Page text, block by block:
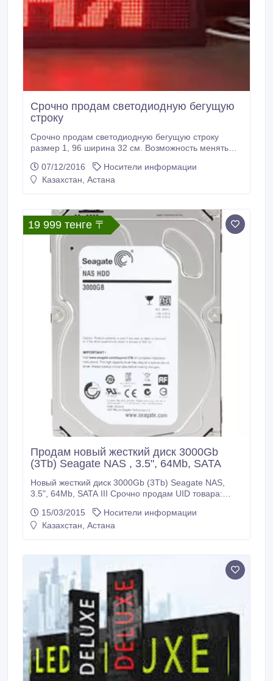
Срочно продам светодиодную бегущую
строку
Срочно продам светодиодную бегущую строку
размер 1, 96 ширина 32 см. Возможность менять
английском языках, можно менять скорость.
Состояния идеальное! Цвет надписи красный. Цена
строке бесплатно.
07/12/2016
Носители информации
Казахстан, Астана
19 999 тенге 〒
Продам новый жесткий диск 3000Gb
(3Tb) Seagate NAS , 3.5", 64Mb, SATA
Новый жесткий диск 3000Gb (3Tb) Seagate NAS,
3.5", 64Mb, SATA III Срочно продам UID товара:
устройства: HDD Модель: ST3000VN000 Линейка:
NAS Скорость передачи интерфейса: 600 Мбайт/с
Максимальные перегрузки при работе: 80G,
длительностью 2мс Максимальные перегрузки в
выключенном состоянии: 300G, длительностью 2мс
Потребление энергии в режиме Active: 4.
15/03/2015
Носители информации
Казахстан, Астана